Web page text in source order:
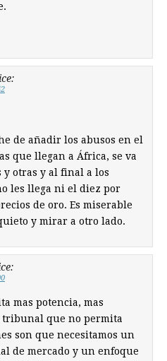
de añadir los abusos en el
que llegan a África, se va
y otras y al final a los
les llega ni el diez por
de oro. Es miserable
y mirar a otro lado.
mas potencia, mas
tribunal que no permita
son que necesitamos un
de mercado y un enfoque